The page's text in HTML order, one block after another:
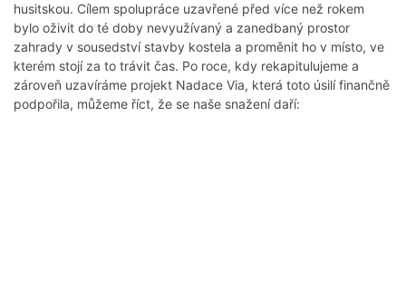
husitskou. Cílem spolupráce uzavřené před více než rokem
bylo oživit do té doby nevyužívaný a zanedbaný prostor
zahrady v sousedství stavby kostela a proměnit ho v místo, ve
kterém stojí za to trávit čas. Po roce, kdy rekapitulujeme a
zároveň uzavíráme projekt Nadace Via, která toto úsilí finančně
podpořila, můžeme říct, že se naše snažení daří: